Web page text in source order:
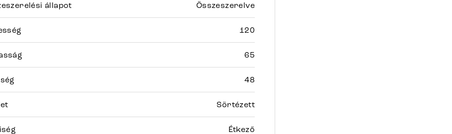
állapot Összeszerelve
120
65
48
Sörtézett
Étkező